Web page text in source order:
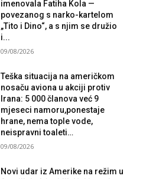
imenovala Fatiha Kola —
povezanog s narko-kartelom
„Tito i Dino“, a s njim se družio
i...
09/08/2026
Teška situacija na američkom
nosaču aviona u akciji protiv
Irana: 5 000 članova već 9
mjeseci namoru,ponestaje
hrane, nema tople vode,
neispravni toaleti…
09/08/2026
Novi udar iz Amerike na režim u